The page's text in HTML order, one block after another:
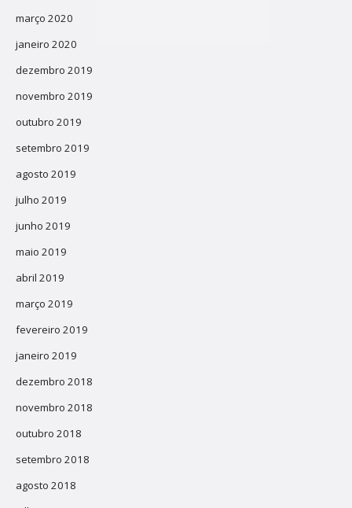
março 2020
janeiro 2020
dezembro 2019
novembro 2019
outubro 2019
setembro 2019
agosto 2019
julho 2019
junho 2019
maio 2019
abril 2019
março 2019
fevereiro 2019
janeiro 2019
dezembro 2018
novembro 2018
outubro 2018
setembro 2018
agosto 2018